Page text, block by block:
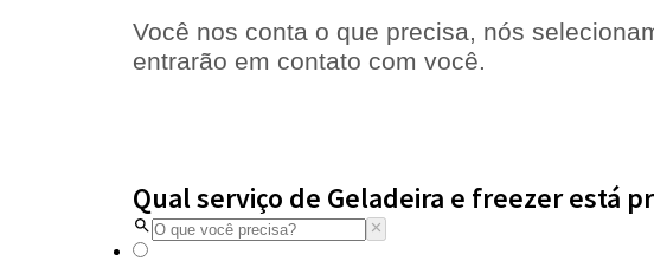
Você nos conta o que precisa, nós
entrarão em contato com você.
Qual serviço de Geladeira e freezer está